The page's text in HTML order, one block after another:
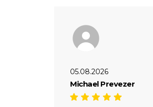
05.08.2026
Michael Prevezer